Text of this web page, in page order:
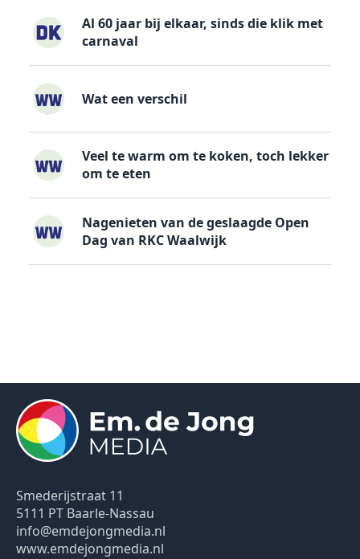
Al 60 jaar bij elkaar, sinds die klik met
carnaval
Wat een verschil
Veel te warm om te koken, toch lekker
om te eten
Nagenieten van de geslaagde Open
Dag van RKC Waalwijk
Smederijstraat 11
5111 PT Baarle-Nassau
info@emdejongmedia.nl
www.emdejongmedia.nl